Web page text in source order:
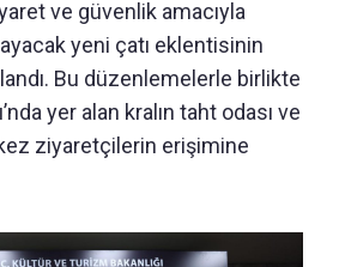
ve güvenlik amacıyla
yeni çatı eklentisinin
Bu düzenlemelerle birlikte
yer alan kralın taht odası ve
ziyaretçilerin erişimine